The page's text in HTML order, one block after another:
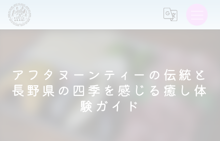
アフタヌーンティーの伝統と
長野県の四季を感じる癒し体
験ガイド